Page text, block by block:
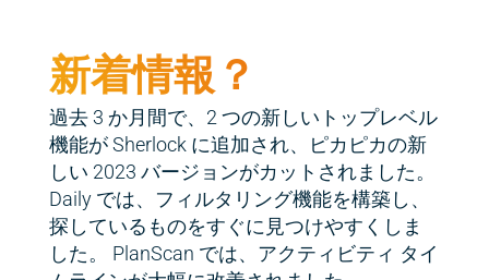
新着情報？
過去 3 か月間で、2 つの新しいトップレベル
機能が Sherlock に追加され、ピカピカの新
しい 2023 バージョンがカットされました。
Daily では、フィルタリング機能を構築し、
探しているものをすぐに見つけやすくしま
した。 PlanScan では、アクティビティ タイ